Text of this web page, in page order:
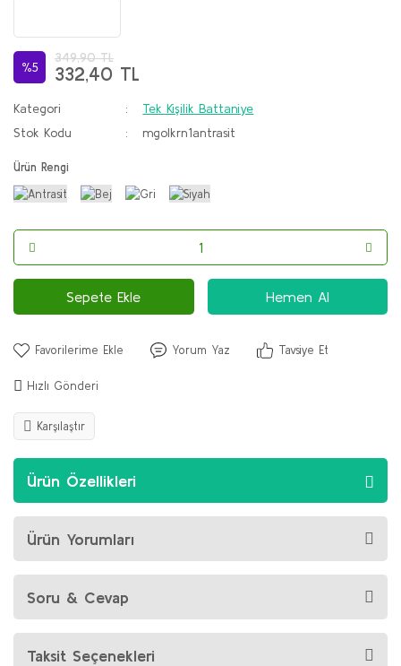
%5
349,90 TL
332,40 TL
Kategori
Tek Kişilik Battaniye
Stok Kodu
mgolkrn1antrasit
Ürün Rengi
Sepete Ekle Hemen Al
Yorum Yaz Tavsiye Et
Hızlı Gönderi
Karşılaştır
Ürün Özellikleri
Ürün Yorumları
Soru & Cevap
Taksit Seçenekleri